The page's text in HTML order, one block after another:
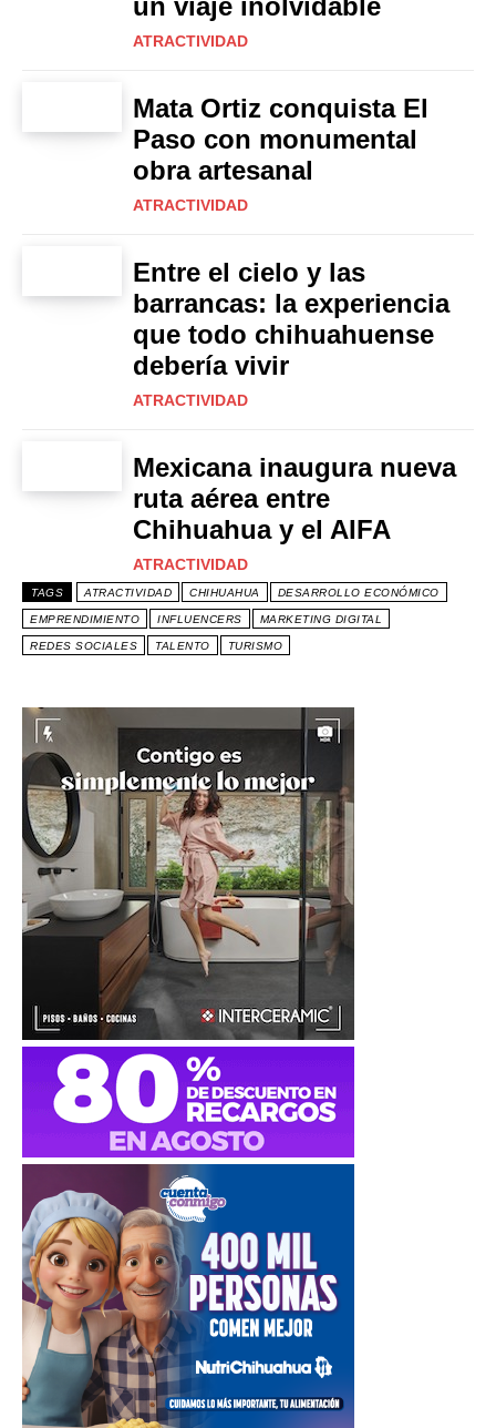
un viaje inolvidable
ATRACTIVIDAD
Mata Ortiz conquista El
Paso con monumental
obra artesanal
ATRACTIVIDAD
Entre el cielo y las
barrancas: la experiencia
que todo chihuahuense
debería vivir
ATRACTIVIDAD
Mexicana inaugura nueva
ruta aérea entre
Chihuahua y el AIFA
ATRACTIVIDAD
TAGS ATRACTIVIDAD CHIHUAHUA DESARROLLO ECONÓMICO
EMPRENDIMIENTO INFLUENCERS MARKETING DIGITAL
REDES SOCIALES TALENTO TURISMO